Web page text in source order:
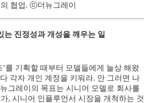
협업. ⓒ더뉴그레이
는 진정성과 개성을 깨우는 일
’를 기획할 때부터 모델들에게 늘상 해왔
각자 개인 계정을 키워라. 안 그러면 나
그레이의 목표는 시니어 모델로 회사를
, 시니어 인플루언서 시장을 개척하는 것